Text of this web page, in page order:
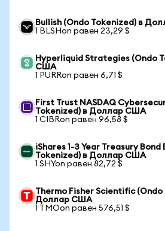
Bullish (Ondo Tokenized) в
1 BLSHon равен 23,29 $
Hyperliquid Strategies (Ondo
США
1 PURRon равен 6,71 $
First Trust NASDAQ
Tokenized) в Доллар США
1 CIBRon равен 96,58 $
iShares 1-3 Year Treasury Bond
Tokenized) в Доллар США
1 SHYon равен 82,72 $
Thermo Fisher Scientific (Ondo
Доллар США
1 TMOon равен 576,51 $